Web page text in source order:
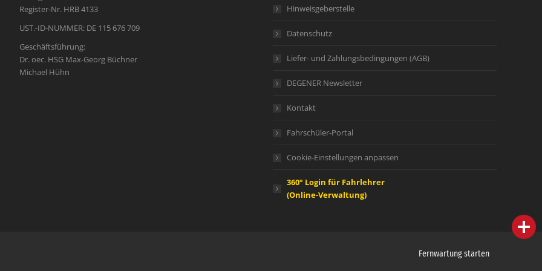
Register-Nr. HRB 4133
UST.-ID-NUMMER: DE 115 676 709
Geschäftsführung:
Dr. oec. HSG Max-Georg Büchner
Michael Hühn
Hinweisgeberstelle
Datenschutz
Liefer- und Zahlungsbedingungen (AGB)
DEGENER Newsletter
Kontakt
Fahrschüler-Portal
Cookie-Einstellungen anpassen
360° Login für Fahrlehrer
(Online-Verwaltung)
Fernwartung starten
campaign WERBEMATERIAL